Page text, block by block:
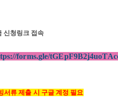
신청링크 접속
forms.gle/
서류 제출 시 구글 계정 필요